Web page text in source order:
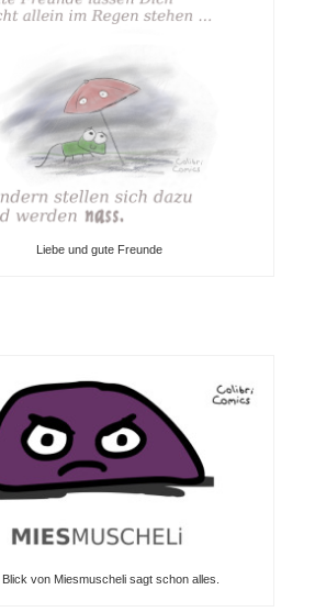
Liebe und gute Freunde
von Miesmuscheli sagt schon alles.